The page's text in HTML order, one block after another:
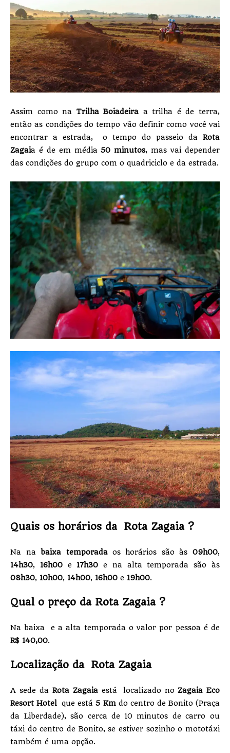
Assim como na Trilha Boiadeira a trilha é de terra,
então as condições do tempo vão definir como você vai
encontrar a estrada, o tempo do passeio da Rota
Zagaia é de em média 50 minutos, mas vai depender
das condições do grupo com o quadriciclo e da estrada.
Quais os horários da Rota Zagaia ?
Na nabaixa temporadaos horários são às 09h00,
14h30, 16h00e 17h30 e na alta temporada são às
08h30, 10h00, 14h00, 16h00 e 19h00.
Qual o preço da Rota Zagaia ?
Na baixa e a alta temporada o valor por pessoa é de
R$ 140,00.
Localização da Rota Zagaia
A sede da Rota Zagaiaestá localizado noZagaia Eco
Resort Hotel que está 5 Kmdo centro de Bonito (Praça
da Liberdade), são cerca de 10 minutos de carro ou
táxi do centro de Bonito, se estiver sozinho o mototáxi
também é uma opção.